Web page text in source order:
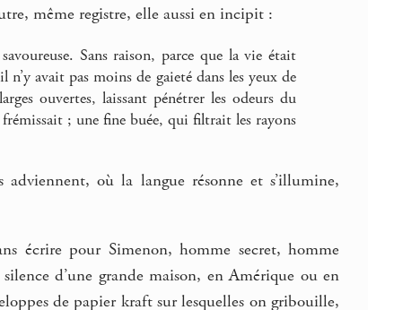
même registre, elle aussi en incipit :
Sans raison, parce que la vie était
avait pas moins de gaieté dans les yeux de
ouvertes, laissant pénétrer les odeurs du
; une fine buée, qui filtrait les rayons
où la langue résonne et s’illumine,
écrire pour Simenon, homme secret, homme
d’une grande maison, en Amérique ou en
de papier kraft sur lesquelles on gribouille,